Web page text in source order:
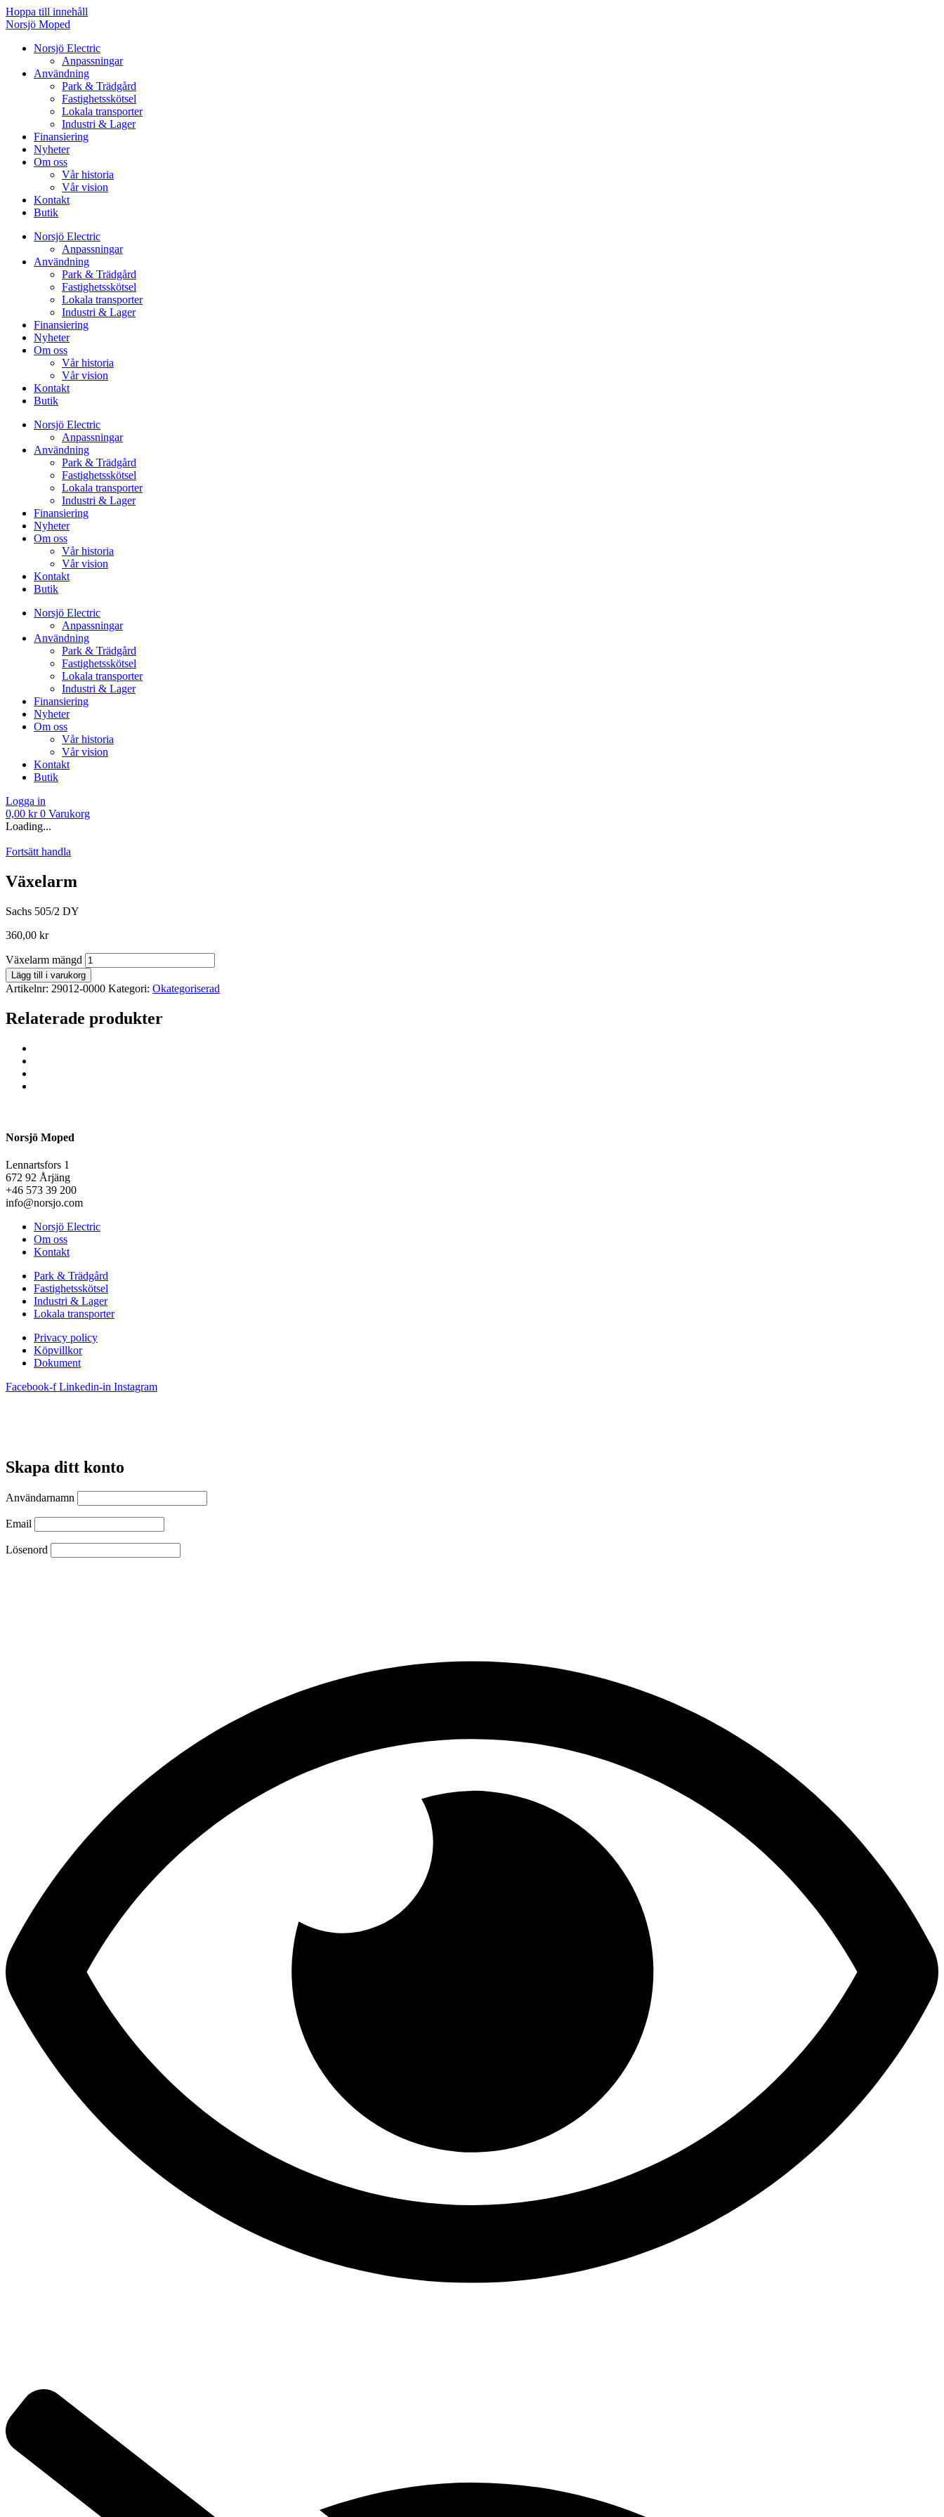
Hoppa till innehåll
Norsjö Moped
Norsjö Electric
Anpassningar
Användning
Park & Trädgård
Fastighetsskötsel
Lokala transporter
Industri & Lager
Finansiering
Nyheter
Om oss
Vår historia
Vår vision
Kontakt
Butik
Norsjö Electric
Anpassningar
Användning
Park & Trädgård
Fastighetsskötsel
Lokala transporter
Industri & Lager
Finansiering
Nyheter
Om oss
Vår historia
Vår vision
Kontakt
Butik
Norsjö Electric
Anpassningar
Användning
Park & Trädgård
Fastighetsskötsel
Lokala transporter
Industri & Lager
Finansiering
Nyheter
Om oss
Vår historia
Vår vision
Kontakt
Butik
Norsjö Electric
Anpassningar
Användning
Park & Trädgård
Fastighetsskötsel
Lokala transporter
Industri & Lager
Finansiering
Nyheter
Om oss
Vår historia
Vår vision
Kontakt
Butik
Logga in
0,00 kr 0 Varukorg
Loading...
Fortsätt handla
Växelarm
Sachs 505/2 DY
360,00 kr
Växelarm mängd
Lägg till i varukorg
Artikelnr: 29012-0000 Kategori: Okategoriserad
Relaterade produkter
Norsjö Moped
Lennartsfors 1
672 92 Årjäng
+46 573 39 200
info@norsjo.com
Norsjö Electric
Om oss
Kontakt
Park & Trädgård
Fastighetsskötsel
Industri & Lager
Lokala transporter
Privacy policy
Köpvillkor
Dokument
Facebook-f Linkedin-in Instagram
Skapa ditt konto
Användarnamn
Email
Lösenord